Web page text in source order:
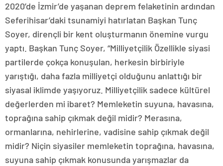
2020’de İzmir’de yaşanan deprem felaketinin ardından
Seferihisar’daki tsunamiyi hatırlatan Başkan Tunç
Soyer, dirençli bir kent oluşturmanın önemine vurgu
yaptı. Başkan Tunç Soyer, “Milliyetçilik Özellikle siyasi
partilerde çokça konuşulan, herkesin birbiriyle
yarıştığı, daha fazla milliyetçi olduğunu anlattığı bir
siyasal iklimde yaşıyoruz. Milliyetçilik sadece kültürel
değerlerden mi ibaret? Memleketin suyuna, havasına,
toprağına sahip çıkmak değil midir? Merasına,
ormanlarına, nehirlerine, vadisine sahip çıkmak değil
midir? Niçin siyasiler memleketin toprağına, havasına,
suyuna sahip çıkmak konusunda yarışmazlar da